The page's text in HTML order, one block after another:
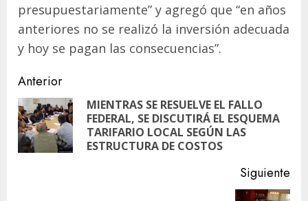
presupuestariamente” y agregó que “en años
anteriores no se realizó la inversión adecuada
y hoy se pagan las consecuencias”.
Navegación
de
entradas
Anterior
MIENTRAS SE RESUELVE EL FALLO
FEDERAL, SE DISCUTIRÁ EL ESQUEMA
TARIFARIO LOCAL SEGÚN LAS
ESTRUCTURA DE COSTOS
Siguiente